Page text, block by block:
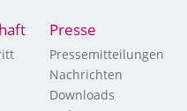
Presse
Pressemitteilungen
Nachrichten
Downloads